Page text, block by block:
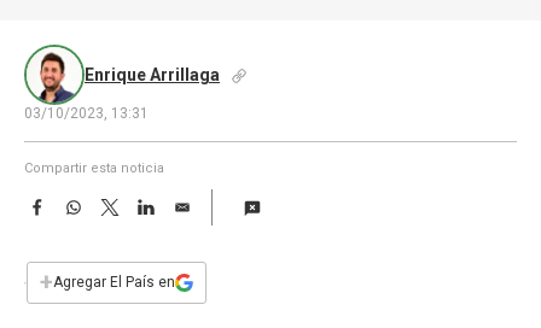
Enrique Arrillaga
03/10/2023, 13:31
Compartir esta noticia
F
e
b
W
s
T
w
t
L
E
i
l
+Agregar El País en